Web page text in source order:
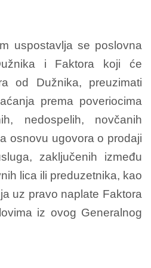
uspostavlja se poslovna
i Faktora koji će
od Dužnika, preuzimati
prema poveriocima
nedospelih, novčanih
osnovu ugovora o prodaji
zaključenih između
lica ili preduzetnika, kao
uz pravo naplate Faktora
iz ovog Generalnog